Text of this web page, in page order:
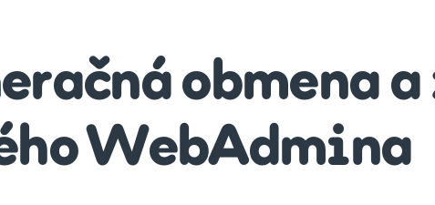
obmena a
WebAdmina